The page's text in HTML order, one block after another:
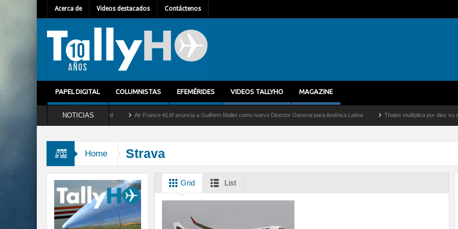
Acerca de Videos destacados Contáctenos
PAPEL DIGITAL COLUMNISTAS EFEMÉRIDES VIDEOS TALLYHO MAGAZINE
NOTICIAS
retira del servicio al C-2 Greyhound Air France-KLM anuncia a Guilhem Mallet como nuevo Director General para América Latina Thales multiplica por diez su
Home Strava
Grid List